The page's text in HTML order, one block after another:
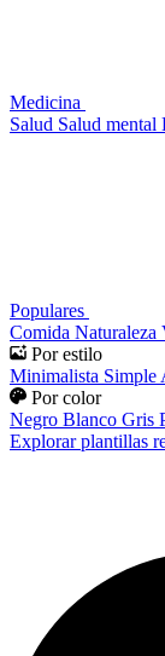
Medicina
Salud Salud mental
Populares
Comida Naturaleza
Por estilo
Minimalista Simple
Por color
Negro Blanco Gris
Explorar plantillas